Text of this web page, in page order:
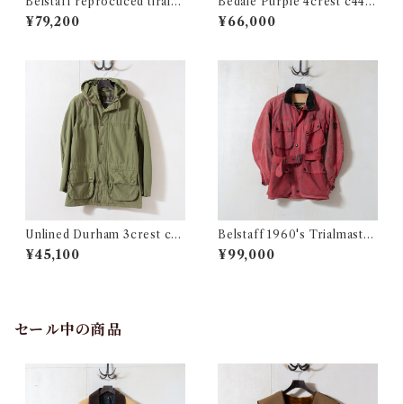
aster green c38 @ e2051c
¥79,200
@2001 e2593c
¥66,000
Unlined Durham 3crest c34
@ e3378c
¥45,100
Belstaff 1960's Trialmaster
Red @1960 e1849c
¥99,000
セール中の商品